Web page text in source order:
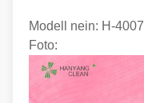
Modell nein: H-4007
Foto: